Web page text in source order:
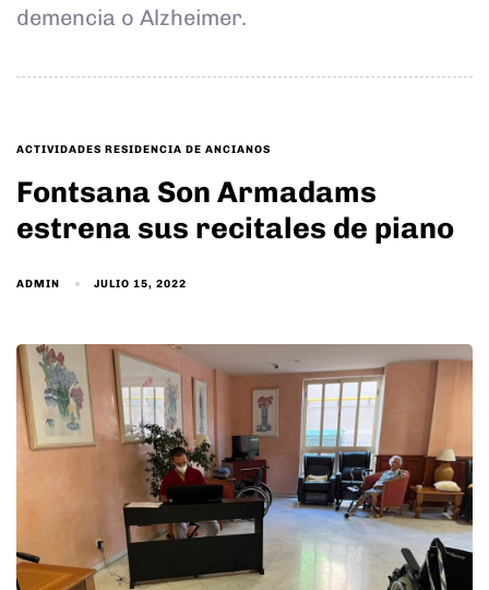
demencia o Alzheimer.
TAGS
ACTIVIDADES RESIDENCIA DE ANCIANOS
Fontsana Son Armadams
estrena sus recitales de piano
ADMIN JULIO 15, 2022